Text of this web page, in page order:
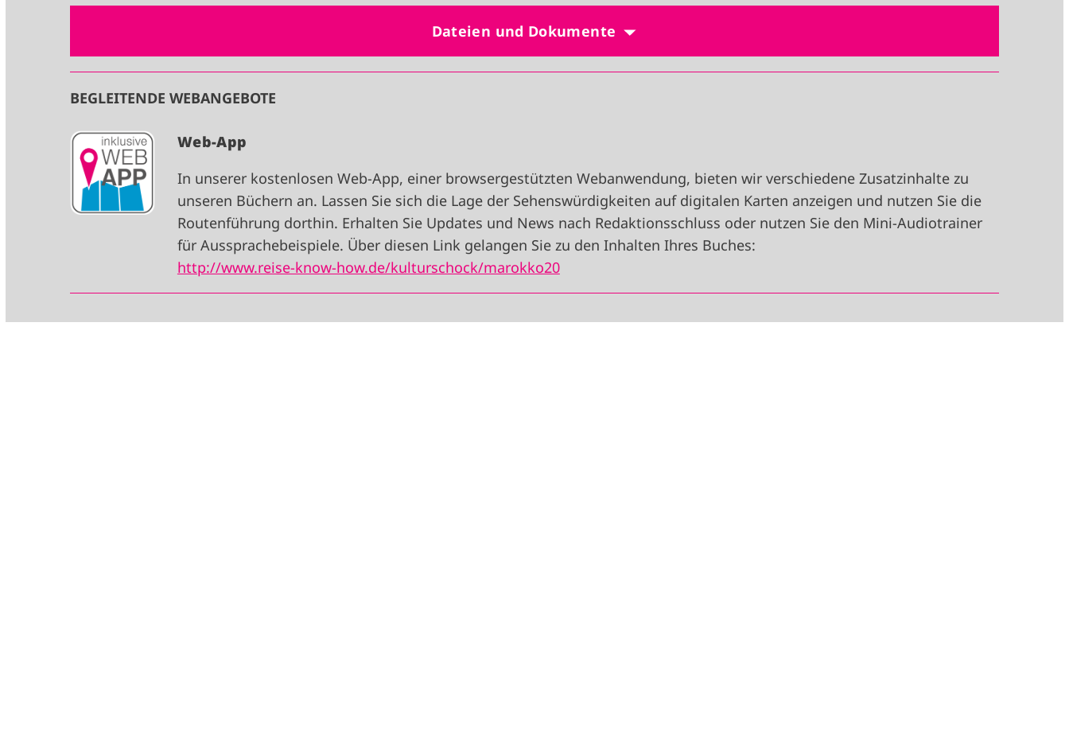
Dateien und Dokumente
BEGLEITENDE WEBANGEBOTE
I
M
G
Web-App
In unserer kostenlosen Web-App, einer browsergestützten Webanwendung, bieten wir verschiedene Zusatzinhalte zu
unseren Büchern an. Lassen Sie sich die Lage der Sehenswürdigkeiten auf digitalen Karten anzeigen und nutzen Sie die
Routenführung dorthin. Erhalten Sie Updates und News nach Redaktionsschluss oder nutzen Sie den Mini-Audiotrainer
für Aussprachebeispiele. Über diesen Link gelangen Sie zu den Inhalten Ihres Buches:
http://www.reise-know-how.de/kulturschock/marokko20